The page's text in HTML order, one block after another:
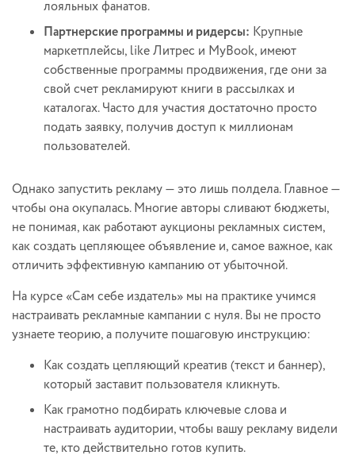
лояльных фанатов.
Партнерские программы и ридерсы: Крупные
маркетплейсы, like Литрес и MyBook, имеют
собственные программы продвижения, где они за
свой счет рекламируют книги в рассылках и
каталогах. Часто для участия достаточно просто
подать заявку, получив доступ к миллионам
пользователей.
Однако запустить рекламу — это лишь полдела. Главное —
чтобы она окупалась. Многие авторы сливают бюджеты,
не понимая, как работают аукционы рекламных систем,
как создать цепляющее объявление и, самое важное, как
отличить эффективную кампанию от убыточной.
На курсе «Сам себе издатель» мы на практике учимся
настраивать рекламные кампании с нуля. Вы не просто
узнаете теорию, а получите пошаговую инструкцию:
Как создать цепляющий креатив (текст и баннер),
который заставит пользователя кликнуть.
Как грамотно подбирать ключевые слова и
настраивать аудитории, чтобы вашу рекламу видели
те, кто действительно готов купить.